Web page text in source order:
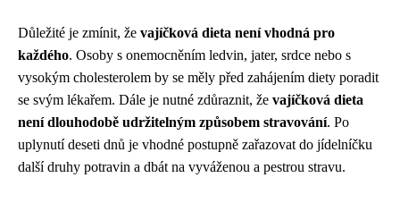
Důležité je zmínit, že vajíčková dieta není vhodná pro
každého. Osoby s onemocněním ledvin, jater, srdce nebo s
vysokým cholesterolem by se měly před zahájením diety poradit
se svým lékařem. Dále je nutné zdůraznit, že vajíčková dieta
není dlouhodobě udržitelným způsobem stravování. Po
uplynutí deseti dnů je vhodné postupně zařazovat do jídelníčku
další druhy potravin a dbát na vyváženou a pestrou stravu.